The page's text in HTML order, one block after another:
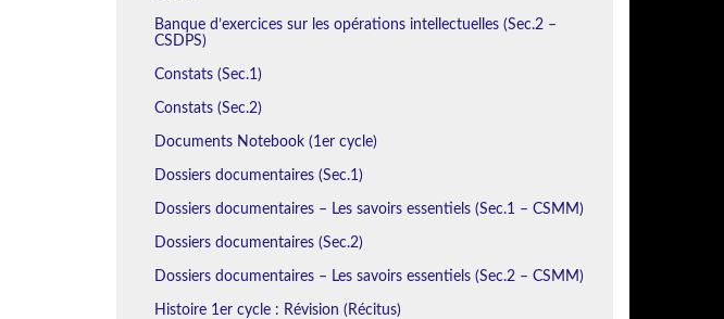
Banque d’exercices sur les opérations intellectuelles (Sec.2 –
CSDPS)
Constats (Sec.1)
Constats (Sec.2)
Documents Notebook (1er cycle)
Dossiers documentaires (Sec.1)
Dossiers documentaires – Les savoirs essentiels (Sec.1 – CSMM)
Dossiers documentaires (Sec.2)
Dossiers documentaires – Les savoirs essentiels (Sec.2 – CSMM)
Histoire 1er cycle : Révision (Récitus)